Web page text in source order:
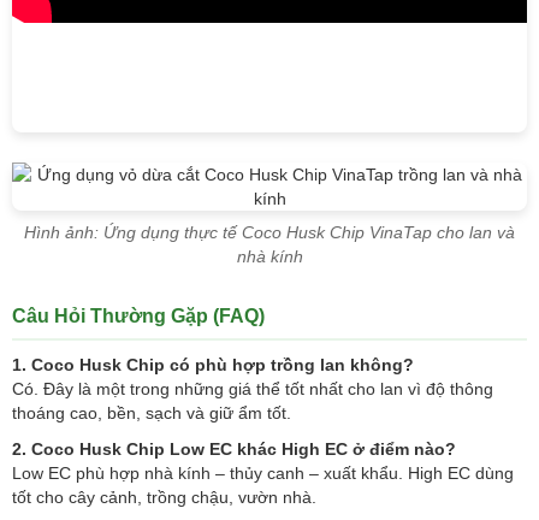
Hình ảnh: Ứng dụng thực tế Coco Husk Chip VinaTap cho lan và
nhà kính
Câu Hỏi Thường Gặp (FAQ)
1. Coco Husk Chip có phù hợp trồng lan không?
Có. Đây là một trong những giá thể tốt nhất cho lan vì độ thông
thoáng cao, bền, sạch và giữ ẩm tốt.
2. Coco Husk Chip Low EC khác High EC ở điểm nào?
Low EC phù hợp nhà kính – thủy canh – xuất khẩu. High EC dùng
tốt cho cây cảnh, trồng chậu, vườn nhà.